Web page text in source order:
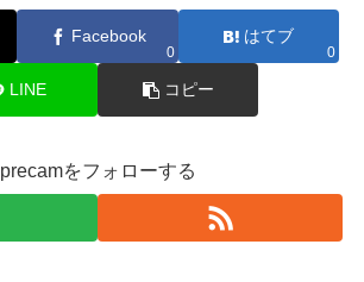
Facebook
0
はてブ
0
LINE コピー
precamをフォローする